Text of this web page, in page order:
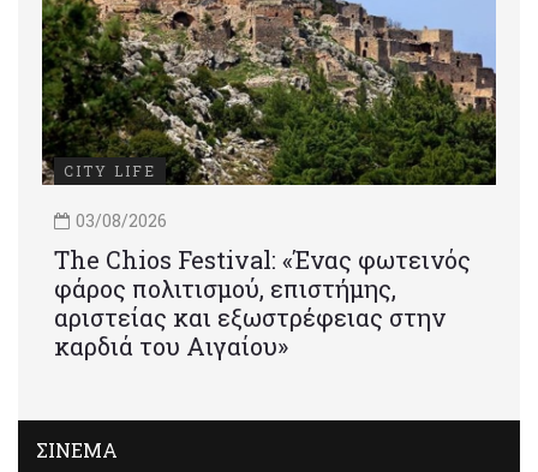
CITY LIFE
03/08/2026
Τhe Chios Festival: «Ένας φωτεινός
φάρος πολιτισμού, επιστήμης,
αριστείας και εξωστρέφειας στην
καρδιά του Αιγαίου»
ΣΙΝΕΜΑ